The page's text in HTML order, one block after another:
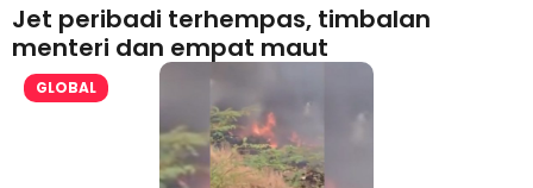
Jet peribadi terhempas, timbalan
menteri dan empat maut
GLOBAL